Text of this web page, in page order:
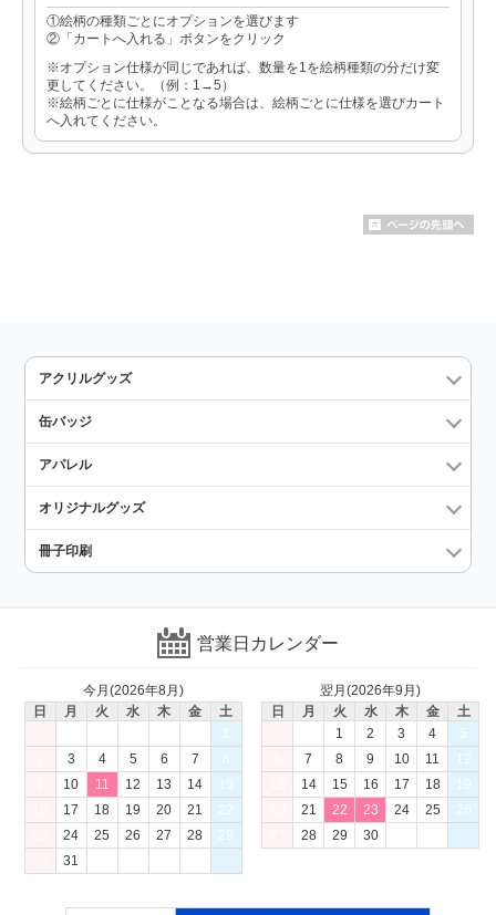
①絵柄の種類ごとにオプションを選びます
②「カートへ入れる」ボタンをクリック
※オプション仕様が同じであれば、数量を1を絵柄種類の分だけ変
更してください。（例：1→5）
※絵柄ごとに仕様がことなる場合は、絵柄ごとに仕様を選びカート
へ入れてください。
アクリルグッズ
缶バッジ
アパレル
オリジナルグッズ
冊子印刷
営業日カレンダー
今月(2026年8月)
日
月 火 水 木 金
土
1
3 4 5 6 7
8
10 11 12 13 14
15
17 18 19 20 21
22
24 25 26 27 28
29
31
翌月(2026年9月)
日
月 火 水 木 金
土
1
2 3 4
5
7 8 9 10 11
12
14 15 16 17 18
19
21 22 23 24 25
26
28 29 30